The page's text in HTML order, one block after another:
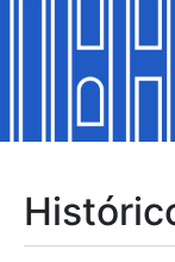
Mostrar/
Mostrar/
Mostrar/